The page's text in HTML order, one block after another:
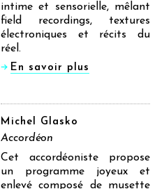
intime et sensorielle, mêlant
field recordings, textures
électroniques et récits du
réel.
En savoir plus
Michel Glasko
Accordéon
Cet accordéoniste propose
un programme joyeux et
enlevé composé de musette